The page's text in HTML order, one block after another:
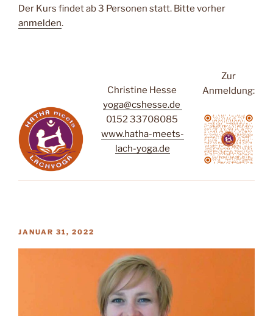
Der Kurs findet ab 3 Personen statt. Bitte vorher
anmelden.
Christine Hesse
yoga@cshesse.de
0152 33708085
www.hatha-meets-
lach-yoga.de
Zur
Anmeldung:
VERÖFFENTLICHT
JANUAR 31, 2022